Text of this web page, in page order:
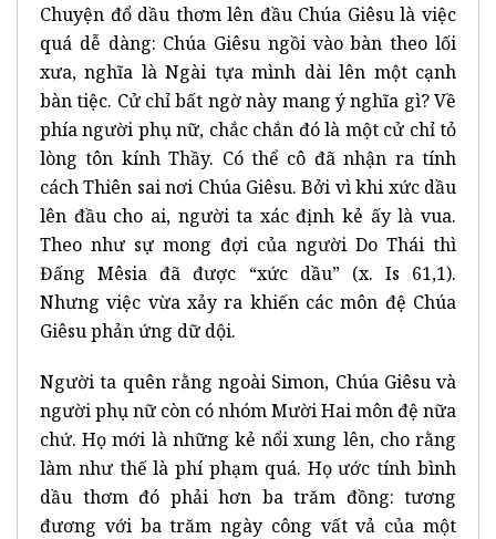
Chuyện đổ dầu thơm lên đầu Chúa Giêsu là việc
quá dễ dàng: Chúa Giêsu ngồi vào bàn theo lối
xưa, nghĩa là Ngài tựa mình dài lên một cạnh
bàn tiệc. Cử chỉ bất ngờ này mang ý nghĩa gì? Về
phía người phụ nữ, chắc chắn đó là một cử chỉ tỏ
lòng tôn kính Thầy. Có thể cô đã nhận ra tính
cách Thiên sai nơi Chúa Giêsu. Bởi vì khi xức dầu
lên đầu cho ai, người ta xác định kẻ ấy là vua.
Theo như sự mong đợi của người Do Thái thì
Đấng Mêsia đã được “xức dầu” (x. Is 61,1).
Nhưng việc vừa xảy ra khiến các môn đệ Chúa
Giêsu phản ứng dữ dội.
Người ta quên rằng ngoài Simon, Chúa Giêsu và
người phụ nữ còn có nhóm Mười Hai môn đệ nữa
chứ. Họ mới là những kẻ nổi xung lên, cho rằng
làm như thế là phí phạm quá. Họ ước tính bình
dầu thơm đó phải hơn ba trăm đồng: tương
đương với ba trăm ngày công vất vả của một